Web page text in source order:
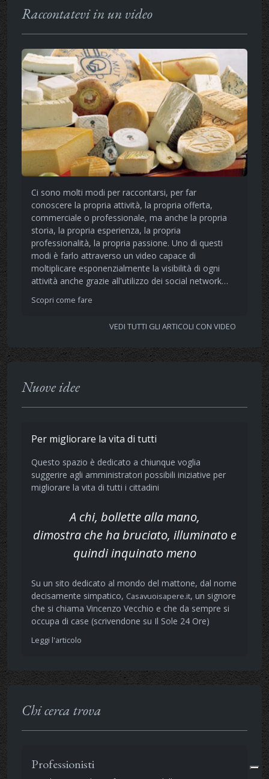
Raccontatevi in un video
Ci sono molti modi per raccontarsi, per far
conoscere la propria attività, la propria offerta,
commerciale o professionale, ma anche la propria
storia, la propria esperienza, la propria
professionalità, la propria passione. Uno di questi
modi è farlo attraverso un video capace di
moltiplicare esponenzialmente la visibilità di ogni
attività anche grazie all'utilizzo dei social network…
Scopri come fare
VEDI TUTTI GLI ARTICOLI CON VIDEO
Nuove idee
Per migliorare la vita di tutti
Questo spazio è dedicato a chiunque voglia
suggerire agli amministratori possibili iniziative per
migliorare la vita di tutti i cittadini
A chi, bollette alla mano,
dimostra che ha bruciato, illuminato e
quindi inquinato meno
Su un sito dedicato al mondo del mattone, dal nome
decisamente simpatico, Casavuoisapere.it, un signore
che si chiama Vincenzo Vecchio e che da sempre si
occupa di case (scrivendone su Il Sole 24 Ore)
Leggi l'articolo
Chi cerca trova
Professionisti